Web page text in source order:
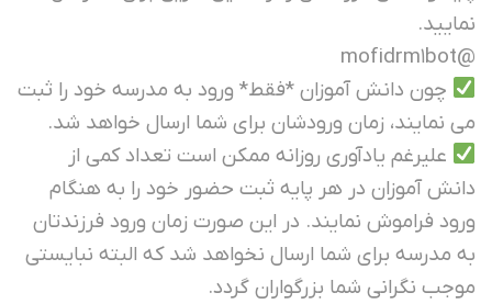
نمایید.
@mofidrm1bot
چون دانش آموزان *فقط* ورود به مدرسه خود را ثبت
می نمایند، زمان ورودشان برای شما ارسال خواهد شد.
علیرغم یادآوری روزانه ممکن است تعداد کمی از
دانش آموزان در هر پایه ثبت حضور خود را به هنگام
ورود فراموش نمایند. در این صورت زمان ورود فرزندتان
به مدرسه برای شما ارسال نخواهد شد که البته نبایستی
موجب نگرانی شما بزرگواران گردد.